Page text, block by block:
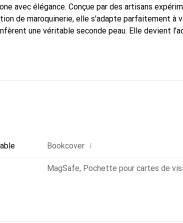
avec élégance. Conçue par des artisans
de maroquinerie, elle s'adapte parfaitement à
une véritable seconde peau. Elle devient
une clientèle exigeante.
Bookcover i
MagSafe, Pochette pour cartes de